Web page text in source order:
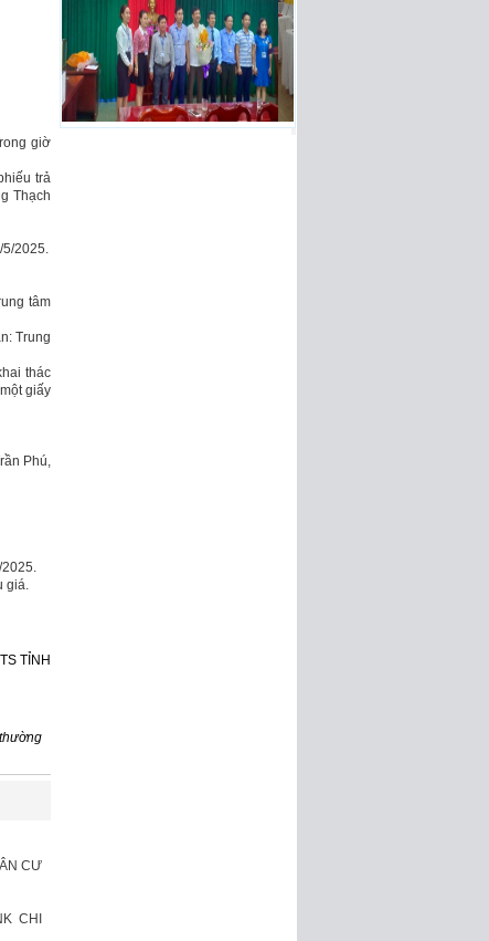
giờ
trả
Thạch
5/2025.
tâm
Trung
thác
giấy
Phú,
giá.
TỈNH
CƯ
CHI